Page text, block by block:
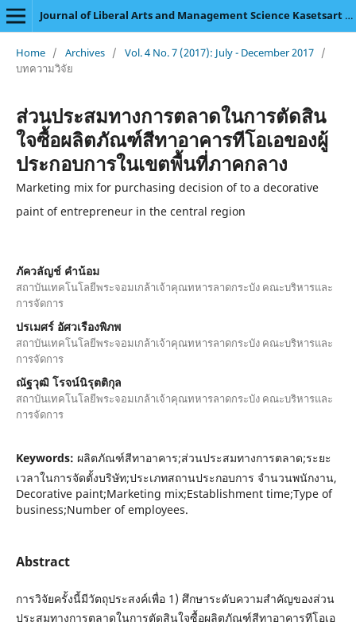
Journal of Liberal Arts and Management Science Kasetsart University
Home / Archives / Vol. 4 No. 7 (2017): July - December 2017 /
บทความวิจัย
ส่วนประสมทางการตลาดในการตัดสิน
ใจซื้อผลิตภัณฑ์สีทาอาคารทีโอเอของผู้
ประกอบการในเขตพื้นที่ภาคกลาง
Marketing mix for purchasing decision of to a decorative
paint of entrepreneur in the central region
ภัควลัญช์ คำน้อม
สถาบันเทคโนโลยีพระจอมเกล้าเจ้าคุณทหารลาดกระบัง คณะบริหารและ
การจัดการ
ปรเมศร์ อัศวเรืองพิภพ
สถาบันเทคโนโลยีพระจอมเกล้าเจ้าคุณทหารลาดกระบัง คณะบริหารและ
การจัดการ
ณัฐวุฒิ โรจน์นิรุตติกุล
สถาบันเทคโนโลยีพระจอมเกล้าเจ้าคุณทหารลาดกระบัง คณะบริหารและ
การจัดการ
Keywords: ผลิตภัณฑ์สีทาอาคาร;ส่วนประสมทางการตลาด;ระยะ
เวลาในการจัดตั้งบริษัท;ประเภทสถานประกอบการ จำนวนพนักงาน,
Decorative paint;Marketing mix;Establishment time;Type of
business;Number of employees.
Abstract
การวิจัยครั้งนี้มีวัตถุประสงค์เพื่อ 1) ศึกษาระดับความสำคัญของส่วน
ประสมทางการตลาดในการตัดสินใจซื้อผลิตภัณฑ์สีทาอาคารทีโอเอ